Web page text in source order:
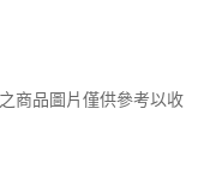
商品圖片僅供參考以收